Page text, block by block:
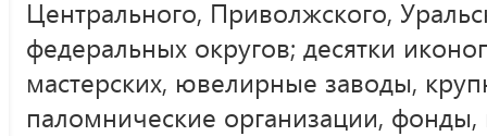
Центрального, Приволжского,
федеральных округов; десятки
мастерских, ювелирные заводы,
паломнические организации,